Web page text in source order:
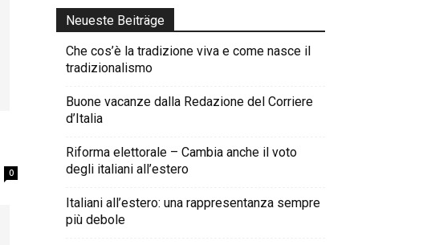
0
Neueste Beiträge
Che cos’è la tradizione viva e come nasce il
tradizionalismo
Buone vacanze dalla Redazione del Corriere
d’Italia
Riforma elettorale – Cambia anche il voto
degli italiani all’estero
Italiani all’estero: una rappresentanza sempre
più debole